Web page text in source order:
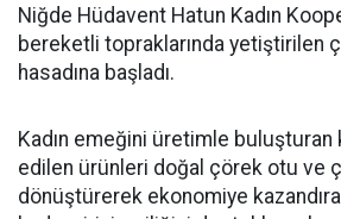
Niğde Hüdavent Hatun Kadın
bereketli topraklarında yetiştirilen
hasadına başladı.
Kadın emeğini üretimle
edilen ürünleri doğal çörek otu ve
dönüştürerek ekonomiye